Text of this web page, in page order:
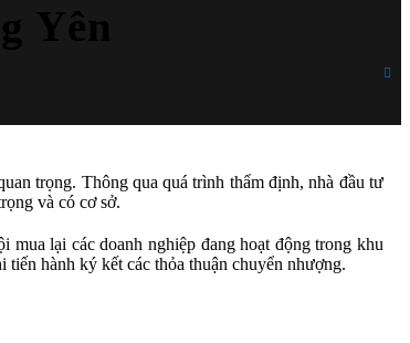
trọng. Thông qua quá trình thẩm định, nhà đầu tư
và có cơ sở.
lại các doanh nghiệp đang hoạt động trong khu
hành ký kết các thỏa thuận chuyển nhượng.